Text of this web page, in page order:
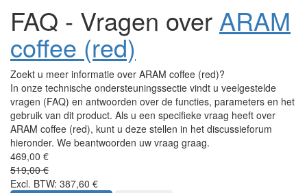
FAQ - Vragen over ARAM
coffee (red)
Zoekt u meer informatie over ARAM coffee (red)?
In onze technische ondersteuningssectie vindt u veelgestelde
vragen (FAQ) en antwoorden over de functies, parameters en het
gebruik van dit product. Als u een specifieke vraag heeft over
ARAM coffee (red), kunt u deze stellen in het discussieforum
hieronder. We beantwoorden uw vraag graag.
469,00 €
519,00 €
Excl. BTW: 387,60 €